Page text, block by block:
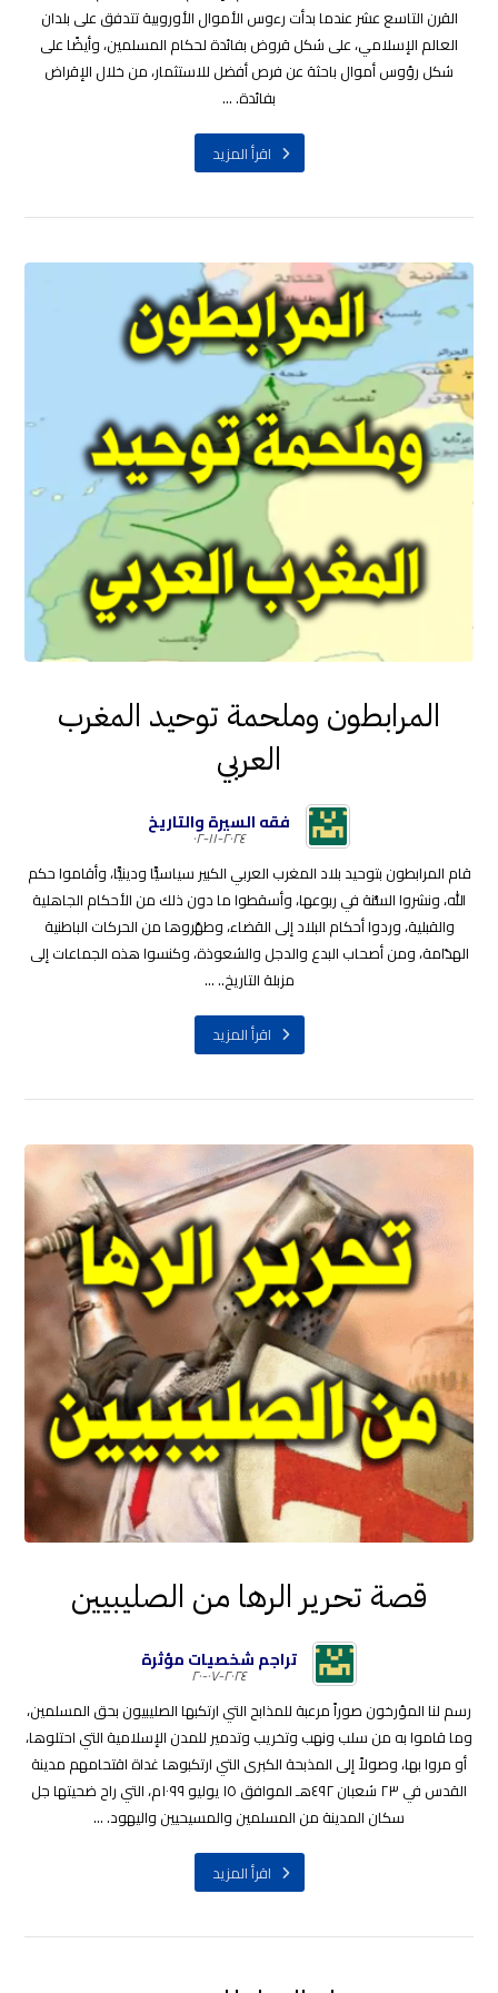
القرن التاسع عشر عندما بدأت رءوس الأموال الأوروبية تتدفق على بلدان
العالم الإسلامي، على شكل قروض بفائدة لحكام المسلمين، وأيضًا على
شكل رؤوس أموال باحثة عن فرص أفضل للاستثمار، من خلال الإقراض
بفائدة. ...
اقرأ المزيد
المرابطون وملحمة توحيد المغرب
العربي
فقه السيرة والتاريخ
٢٠٢٤-١١-٠٢
قام المرابطون بتوحيد بلاد المغرب العربي الكبير سياسيًّا ودينيًّا، وأقاموا حكم
الله، ونشروا السُّنة في ربوعها، وأسقطوا ما دون ذلك من الأحكام الجاهلية
والقبلية، وردوا أحكام البلاد إلى القضاء، وطهّروها من الحركات الباطنية
الهدّامة، ومن أصحاب البدع والدجل والشعوذة، وكنسوا هذه الجماعات إلى
مزبلة التاريخ.. ...
اقرأ المزيد
قصة تحرير الرها من الصليبيين
تراجم شخصيات مؤثرة
٢٠٢٤-٠٧-٢٠
رسم لنا المؤرخون صوراً مرعبة للمذابح التي ارتكبها الصليبيون بحق المسلمين،
وما قاموا به من سلب ونهب وتخريب وتدمير للمدن الإسلامية التي احتلوها،
أو مروا بها، وصولاً إلى المذبحة الكبرى التي ارتكبوها غداة اقتحامهم مدينة
القدس في ٢٣ شعبان ٤٩٢هـ الموافق ١٥ يوليو ١٠٩٩م، التي راح ضحيتها جل
سكان المدينة من المسلمين والمسيحيين واليهود. ...
اقرأ المزيد